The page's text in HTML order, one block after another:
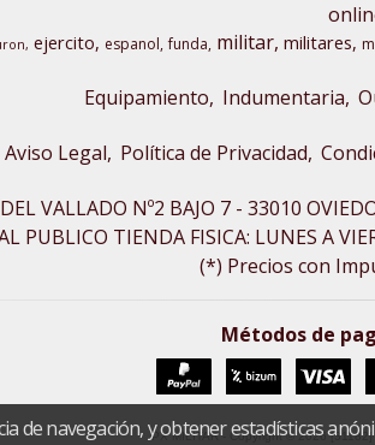
ejercito espanol funda militar militares
Equipamiento Indumentaria
Aviso Legal Política de Privacidad
VALLADO Nº2 BAJO 7 - 33010
PUBLICO TIENDA FISICA: LUNES A
(*) Precios con
Métodos de
PX MILITAR- Copyright © 2026
de navegación, y obtener estadísticas